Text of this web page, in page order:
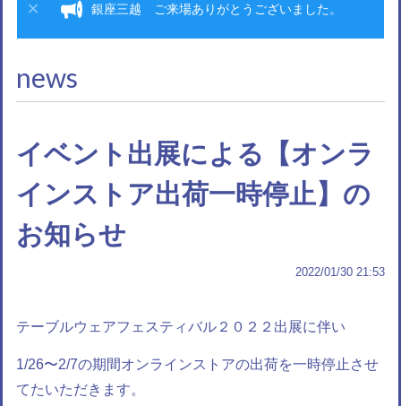
銀座三越 ご来場ありがとうございました。
news
イベント出展による【オンラ
インストア出荷一時停止】の
お知らせ
2022/01/30 21:53
テーブルウェアフェスティバル２０２２出展に伴い
1/26〜2/7の期間オンラインストアの出荷を一時停止させ
てたいただきます。